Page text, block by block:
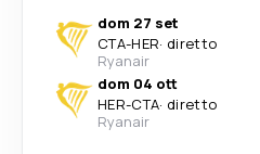
dom 27 set
CTA-HER· diretto
Ryanair
dom 04 ott
HER-CTA· diretto
Ryanair